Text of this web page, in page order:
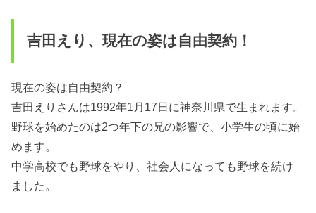
吉田えり、現在の姿は自由契約！
現在の姿は自由契約？
吉田えりさんは1992年1月17日に神奈川県で生まれます。
野球を始めたのは2つ年下の兄の影響で、小学生の頃に始
めます。
中学高校でも野球をやり、社会人になっても野球を続け
ました。